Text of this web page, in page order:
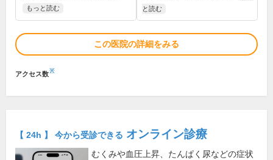
もっと読む
と読む
この医院の詳細をみる
アクセス数※
【 24h 】 今から受診できる オンライン診療
むくみや血圧上昇、たんぱく尿などの症状